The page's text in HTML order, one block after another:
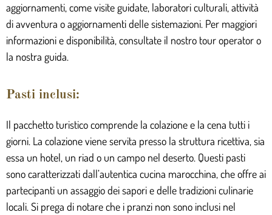
aggiornamenti, come visite guidate, laboratori culturali, attività
di avventura o aggiornamenti delle sistemazioni. Per maggiori
informazioni e disponibilità, consultate il nostro tour operator o
la nostra guida.
Pasti inclusi:
Il pacchetto turistico comprende la colazione e la cena tutti i
giorni. La colazione viene servita presso la struttura ricettiva, sia
essa un hotel, un riad o un campo nel deserto. Questi pasti
sono caratterizzati dall’autentica cucina marocchina, che offre ai
partecipanti un assaggio dei sapori e delle tradizioni culinarie
locali. Si prega di notare che i pranzi non sono inclusi nel